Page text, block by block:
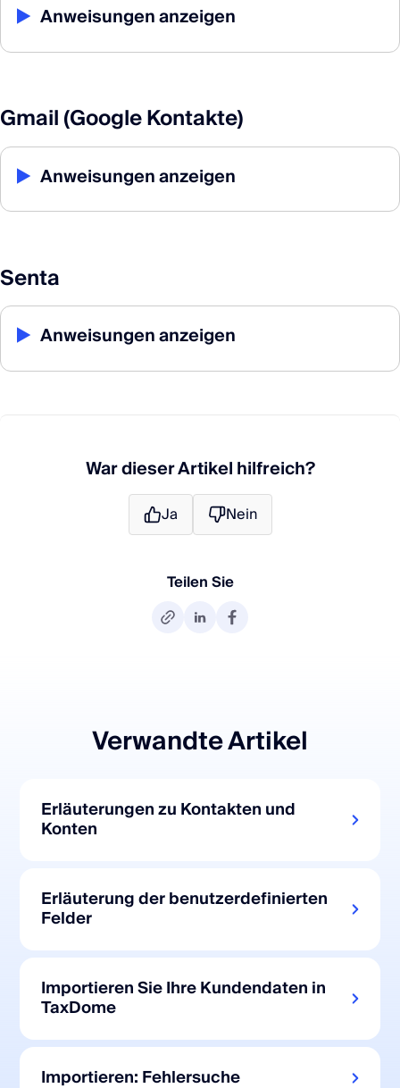
▶ Anweisungen anzeigen
Gmail (Google Kontakte)
▶ Anweisungen anzeigen
Senta
▶ Anweisungen anzeigen
War dieser Artikel hilfreich?
Ja Nein
Teilen Sie
Verwandte Artikel
Erläuterungen zu Kontakten und
Konten
Erläuterung der benutzerdefinierten
Felder
Importieren Sie Ihre Kundendaten in
TaxDome
Importieren: Fehlersuche